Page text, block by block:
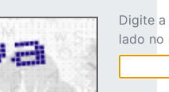
Digite
lado no